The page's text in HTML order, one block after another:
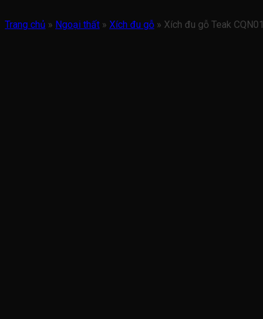
Trang chủ » Ngoại thất » Xích đu gỗ » Xích đu gỗ Teak CQN01